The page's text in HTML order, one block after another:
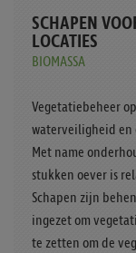
SCHAPEN
LOCATIES
BIOMASSA
Vegetatiebeheer
waterveiligheid en
Met name
stukken oever is
Schapen zijn
ingezet om
te zetten om de